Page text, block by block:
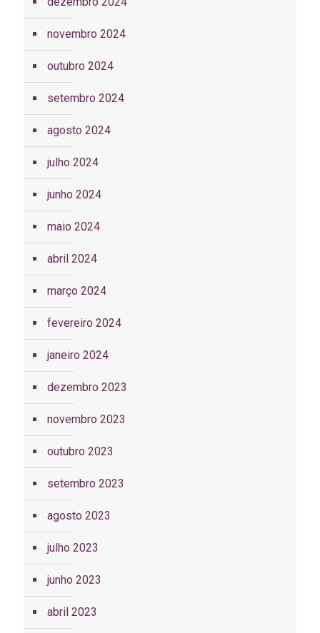
novembro 2024
outubro 2024
setembro 2024
agosto 2024
julho 2024
junho 2024
maio 2024
abril 2024
março 2024
fevereiro 2024
janeiro 2024
dezembro 2023
novembro 2023
outubro 2023
setembro 2023
agosto 2023
julho 2023
junho 2023
abril 2023